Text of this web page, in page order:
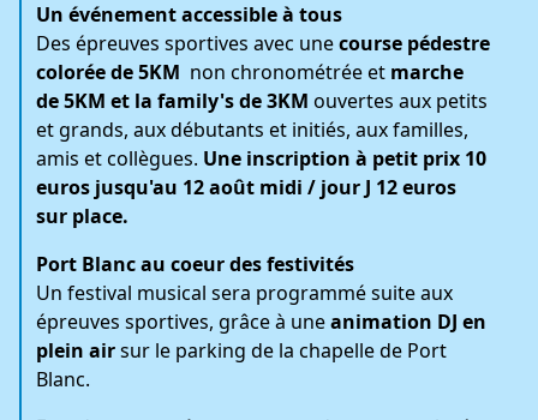
Un événement accessible à tous
Des épreuves sportives avec unecourse pédestre
colorée de 5KM non chronométrée et marche
de 5KM et la family's de 3KM ouvertes aux petits
et grands, aux débutants et initiés, aux familles,
amis et collègues. Une inscription à petit prix 10
euros jusqu'au 12 août midi / jour J 12 euros
sur place.
Port Blanc au coeur des festivités
Un festival musical sera programmé suite aux
épreuves sportives, grâce à uneanimation DJ en
plein airsur le parking de la chapelle de Port
Blanc.